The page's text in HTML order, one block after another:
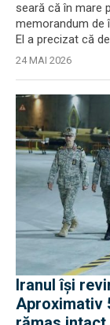
seară că în mare
memorandum de
El a precizat că
24 MAI 2026
Iranul își
Aproximativ